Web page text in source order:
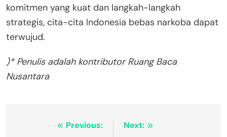
komitmen yang kuat dan langkah-langkah
strategis, cita-cita Indonesia bebas narkoba dapat
terwujud.
)* Penulis adalah kontributor Ruang Baca
Nusantara
Previous:
Next: